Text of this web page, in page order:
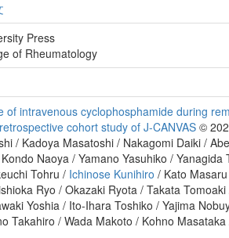
Press
of Rheumatology
of intravenous cyclophosphamide during
cohort study of J-CANVAS ©
/ Kadoya Masatoshi / Nakagomi Daiki /
Naoya / Yamano Yasuhiko /
Tohru / Ichinose Kunihiro / Kato
Ryo / Okazaki Ryota / Takata
Yoshia / Ito-Ihara Toshiko / Yajima
Takahiro / Wada Makoto / Kohno